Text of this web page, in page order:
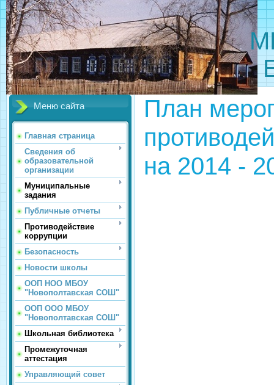
МБОУ
Меню сайта
Главная страница
Сведения об
образовательной
организации
Муниципальные
задания
Публичные отчеты
Противодействие
коррупции
Безопасность
Новости школы
ООП НОО МБОУ
"Новополтавская СОШ"
ООП ООО МБОУ
"Новополтавская СОШ"
Школьная библиотека
Промежуточная
аттестация
Управляющий совет
План
на 2014 -